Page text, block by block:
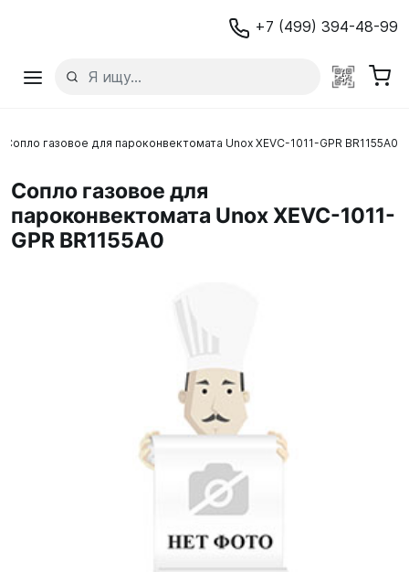
+7 (499) 394-48-99
Сопло газовое для пароконвектомата Unox XEVC-1011-GPR BR1155A0
Сопло газовое для
пароконвектомата Unox XEVC-1011-
GPR BR1155A0